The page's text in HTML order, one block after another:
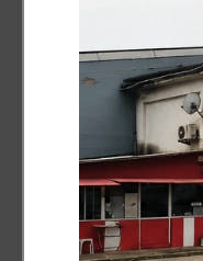
71 yaşında
içerisinde çok
olayları
ısla etsin.
Şeklinde
Havva Akal ise
Organlarımız
organlarımızı
kullandı.